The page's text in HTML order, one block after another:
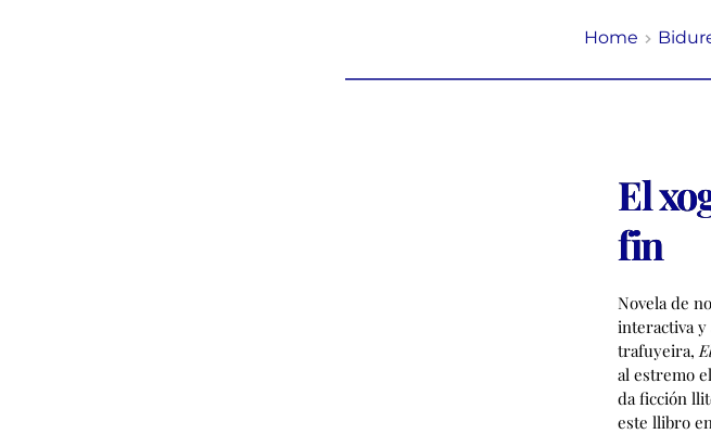
Home
El
fin
Novela de
interactiva y
trafuyeira,
al estremo
da ficción
este llibro